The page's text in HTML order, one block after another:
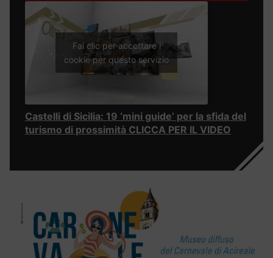
Fai clic per accettare i
cookie per questo servizio
Castelli di Sicilia: 19 ‘mini guide’ per la sfida del
turismo di prossimità CLICCA PER IL VIDEO